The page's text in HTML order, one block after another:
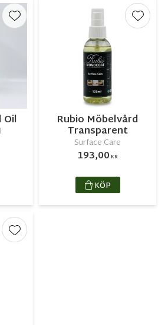
Oil
Lägg till i favoriter
Rubio Möbelvård
Transparent
Surface Care
193,00KR
Lägg
KÖP
Lägg till i favoriter